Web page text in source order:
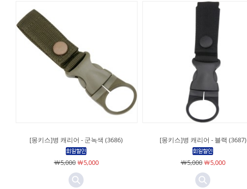
[몽키스]병 캐리어 - 군녹색 (3686)
￦5,000￦5,000
[몽키스]병 캐리어 - 블랙 (3687)
￦5,000￦5,000